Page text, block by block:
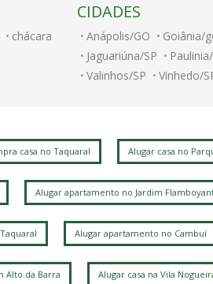
chácara
CIDADES
Anápolis/GO Goiânia/
Jaguariúna/SP
Valinhos/SP
Vinhedo/
casa no Taquaral Alugar casa no
Alugar apartamento no Jardim
Alugar apartamento no Cambuí
Alto da Barra Alugar casa na Vila